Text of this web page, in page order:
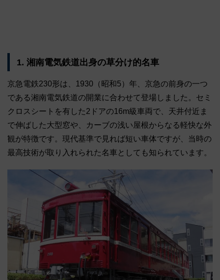
1. 湘南電気鉄道出身の草分け的名車
京急電鉄230形は、1930（昭和5）年、京急の前身の一つ
である湘南電気鉄道の開業に合わせて登場しました。セミ
クロスシートを有した2ドアの16m級車両で、天井付近ま
で伸ばした大型窓や、カーブの浅い屋根からなる軽快な外
観が特徴です。現代基準で見れば短い車体ですが、当時の
最高技術が取り入れられた名車としても知られています。